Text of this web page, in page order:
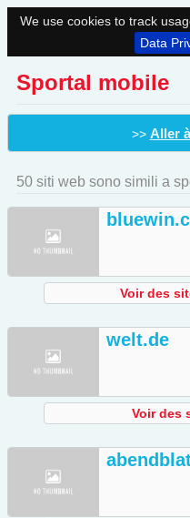
We use cookies to track
Data
Sportal mobile
>> Aller
50 siti web sono simili a
Voir des
welt.de
Voir des